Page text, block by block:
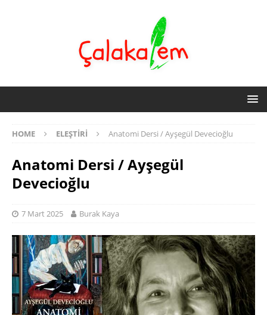
HOME ELEŞTIRI Anatomi Dersi / Ayşegül Devecioğlu
Anatomi Dersi / Ayşegül
Devecioğlu
7 Mart 2025 Burak Kaya